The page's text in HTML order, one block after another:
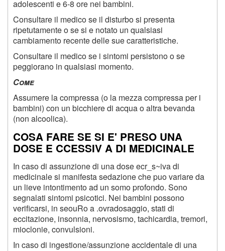
adolescenti e 6-8 ore nei bambini.
Consultare il medico se il disturbo si presenta
ripetutamente o se si e notato un qualsiasi
cambiamento recente delle sue caratteristiche.
Consultare il medico se i sintomi persistono o se
peggiorano in qualsiasi momento.
Come
Assumere la compressa (o la mezza compressa per i
bambini) con un bicchiere di acqua o altra bevanda
(non alcoolica).
COSA FARE SE SI E' PRESO UNA
DOSE E CCESSIV A DI MEDICINALE
In caso di assunzione di una dose ecr_s~iva di
medicinale si manifesta sedazione che puo variare da
un lieve intontimento ad un somo profondo. Sono
segnalati sintomi psicotici. Nei bambini possono
verificarsi, in seouRo a .ovradosaggio, stati di
eccitazione, insonnia, nervosismo, tachicardia, tremori,
mioclonie, convulsioni.
In caso di ingestione/assunzione accidentale di una